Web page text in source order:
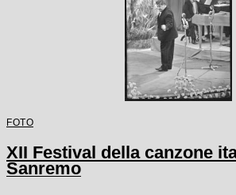
FOTO
XII Festival della canzone
Sanremo